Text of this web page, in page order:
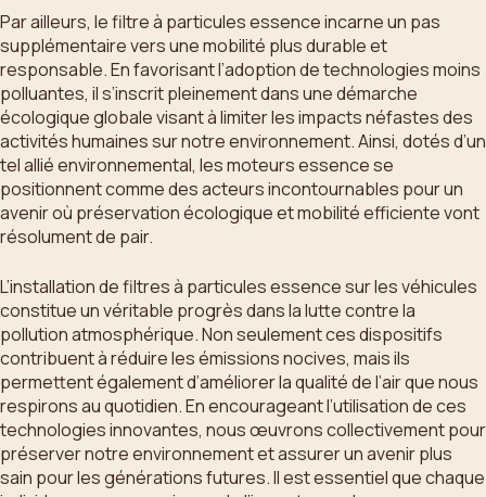
Par ailleurs, le filtre à particules essence incarne un pas
supplémentaire vers une mobilité plus durable et
responsable. En favorisant l’adoption de technologies moins
polluantes, il s’inscrit pleinement dans une démarche
écologique globale visant à limiter les impacts néfastes des
activités humaines sur notre environnement. Ainsi, dotés d’un
tel allié environnemental, les moteurs essence se
positionnent comme des acteurs incontournables pour un
avenir où préservation écologique et mobilité efficiente vont
résolument de pair.
L’installation de filtres à particules essence sur les véhicules
constitue un véritable progrès dans la lutte contre la
pollution atmosphérique. Non seulement ces dispositifs
contribuent à réduire les émissions nocives, mais ils
permettent également d’améliorer la qualité de l’air que nous
respirons au quotidien. En encourageant l’utilisation de ces
technologies innovantes, nous œuvrons collectivement pour
préserver notre environnement et assurer un avenir plus
sain pour les générations futures. Il est essentiel que chaque